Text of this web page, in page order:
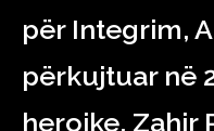
për Integrim,
përkujtuar në
heroike, Zahir